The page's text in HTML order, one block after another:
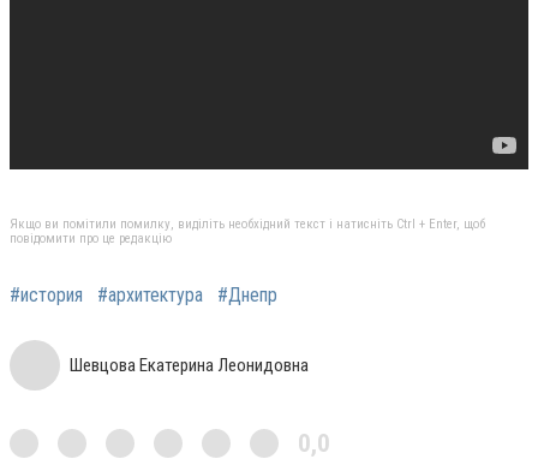
Якщо ви помітили помилку, виділіть необхідний текст і натисніть Ctrl + Enter, щоб
повідомити про це редакцію
#история #архитектура #Днепр
Шевцова Екатерина Леонидовна
0,0